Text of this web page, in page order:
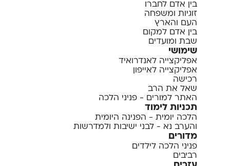
בין אדם לחברו
זוגיות ומשפחה
העם והארץ
בין אדם למקום
שבת ומועדים
שימושי
אפליקצייה לאנדרואיד
אפליקצייה לאייפון
רכישה
שאל את הרב
האתר למורים - פניני הלכה
תכניות לימוד
הלכה יומית - הפנינה היומית
והערב נא - לבני ישיבות ולמדרשות
מדורים
פניני הלכה לילדים
רביבים